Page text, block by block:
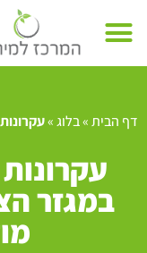
דף הבית»בלוג»
במגזר